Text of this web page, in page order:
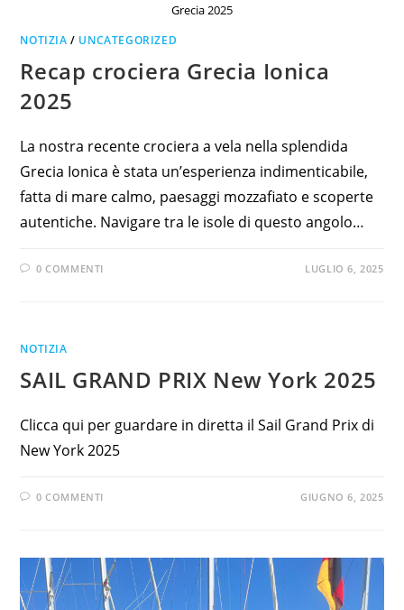
Grecia 2025
NOTIZIA / UNCATEGORIZED
Recap crociera Grecia Ionica
2025
La nostra recente crociera a vela nella splendida
Grecia Ionica è stata un’esperienza indimenticabile,
fatta di mare calmo, paesaggi mozzafiato e scoperte
autentiche. Navigare tra le isole di questo angolo…
0 COMMENTI LUGLIO 6, 2025
NOTIZIA
SAIL GRAND PRIX New York 2025
Clicca qui per guardare in diretta il Sail Grand Prix di
New York 2025
0 COMMENTI GIUGNO 6, 2025